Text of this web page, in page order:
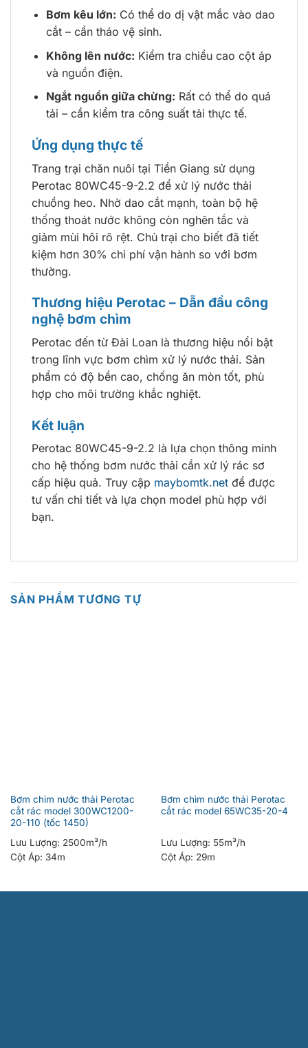
Bơm kêu lớn: Có thể do dị vật mắc vào dao
cắt – cần tháo vệ sinh.
Không lên nước: Kiểm tra chiều cao cột áp
và nguồn điện.
Ngắt nguồn giữa chừng: Rất có thể do quá
tải – cần kiểm tra công suất tải thực tế.
Ứng dụng thực tế
Trang trại chăn nuôi tại Tiền Giang sử dụng
Perotac 80WC45-9-2.2 để xử lý nước thải
chuồng heo. Nhờ dao cắt mạnh, toàn bộ hệ
thống thoát nước không còn nghẽn tắc và
giảm mùi hôi rõ rệt. Chủ trại cho biết đã tiết
kiệm hơn 30% chi phí vận hành so với bơm
thường.
Thương hiệu Perotac – Dẫn đầu công
nghệ bơm chìm
Perotac đến từ Đài Loan là thương hiệu nổi bật
trong lĩnh vực bơm chìm xử lý nước thải. Sản
phẩm có độ bền cao, chống ăn mòn tốt, phù
hợp cho môi trường khắc nghiệt.
Kết luận
Perotac 80WC45-9-2.2 là lựa chọn thông minh
cho hệ thống bơm nước thải cần xử lý rác sơ
cấp hiệu quả. Truy cập maybomtk.net để được
tư vấn chi tiết và lựa chọn model phù hợp với
bạn.
SẢN PHẨM TƯƠNG TỰ
Bơm chìm nước thải Perotac
cắt rác model 300WC1200-
20-110 (tốc 1450)
Lưu Lượng: 2500m³/h
Cột Áp: 34m
Bơm chìm nước thải Perotac
cắt rác model 65WC35-20-4
Lưu Lượng: 55m³/h
Cột Áp: 29m